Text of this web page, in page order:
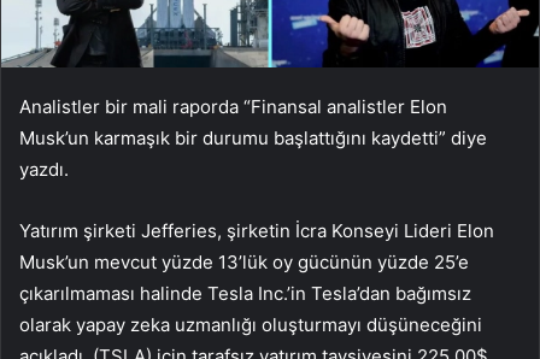
Analistler bir mali raporda “Finansal analistler Elon
Musk’un karmaşık bir durumu başlattığını kaydetti” diye
yazdı.
Yatırım şirketi Jefferies, şirketin İcra Konseyi Lideri Elon
Musk’un mevcut yüzde 13’lük oy gücünün yüzde 25’e
çıkarılmaması halinde Tesla Inc.’in Tesla’dan bağımsız
olarak yapay zeka uzmanlığı oluşturmayı düşüneceğini